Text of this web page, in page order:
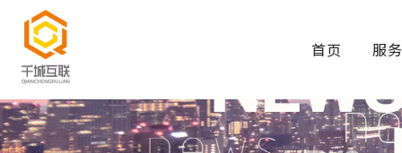
首页 服